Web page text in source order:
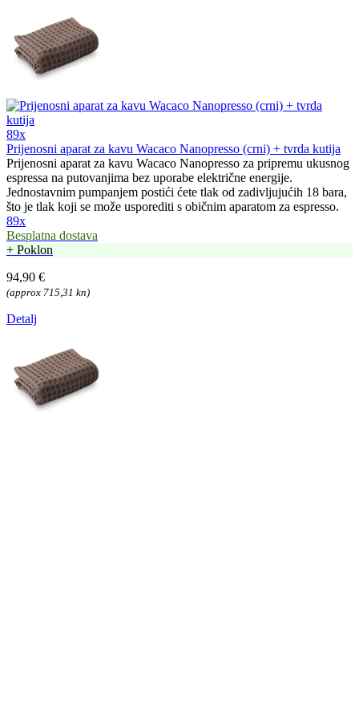
89x
Prijenosni aparat za kavu Wacaco Nanopresso (crni) + tvrda kutija
Prijenosni aparat za kavu Wacaco Nanopresso za pripremu ukusnog
espressa na putovanjima bez uporabe električne energije.
Jednostavnim pumpanjem postići ćete tlak od zadivljujućih 18 bara,
što je tlak koji se može usporediti s običnim aparatom za espresso.
89x
Besplatna dostava
+ Poklon
94,90 €
(approx 715,31 kn)
Detalj